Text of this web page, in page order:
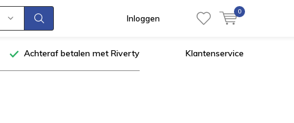
Inloggen
0
Achteraf betalen met Riverty Klantenservice